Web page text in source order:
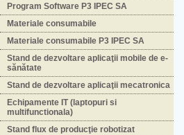
Program Software P3 IPEC SA
Materiale consumabile
Materiale consumabile P3 IPEC SA
Stand de dezvoltare aplicaţii mobile de e-
sănătate
Stand de dezvoltare aplicaţii mecatronica
Echipamente IT (laptopuri si
multifunctionala)
Stand flux de producţie robotizat